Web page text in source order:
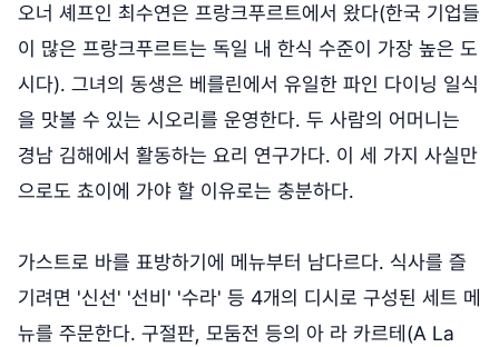
오너 셰프인 최수연은 프랑크푸르트에서 왔다(한국 기업들
이 많은 프랑크푸르트는 독일 내 한식 수준이 가장 높은 도
시다). 그녀의 동생은 베를린에서 유일한 파인 다이닝 일식
을 맛볼 수 있는 시오리를 운영한다. 두 사람의 어머니는
경남 김해에서 활동하는 요리 연구가다. 이 세 가지 사실만
으로도 쵸이에 가야 할 이유로는 충분하다.
가스트로 바를 표방하기에 메뉴부터 남다르다. 식사를 즐
기려면 '신선' '선비' '수라' 등 4개의 디시로 구성된 세트 메
뉴를 주문한다. 구절판, 모둠전 등의 아 라 카르테(A La